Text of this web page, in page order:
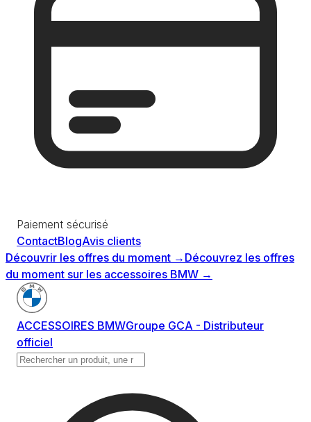
Paiement sécurisé
ContactBlogAvis clients
Découvrir les offres du moment → Découvrez les offres
du moment sur les accessoires BMW →
ACCESSOIRES BMWGroupe GCA - Distributeur
officiel